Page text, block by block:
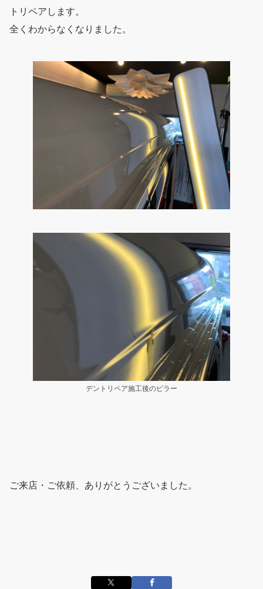
トリペアします。
全くわからなくなりました。
デントリペア施工後のピラー
ご来店・ご依頼、ありがとうございました。